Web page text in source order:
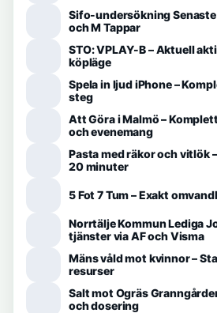
Sifo-undersökning Senaste
och M Tappar
STO: VPLAY-B – Aktuell
köpläge
Spela in ljud iPhone –
steg
Att Göra i Malmö –
och evenemang
Pasta med räkor och vitlök
20 minuter
5 Fot 7 Tum – Exakt
Norrtälje Kommun Lediga
tjänster via AF och Visma
Mäns våld mot kvinnor –
resurser
Salt mot Ogräs
och dosering